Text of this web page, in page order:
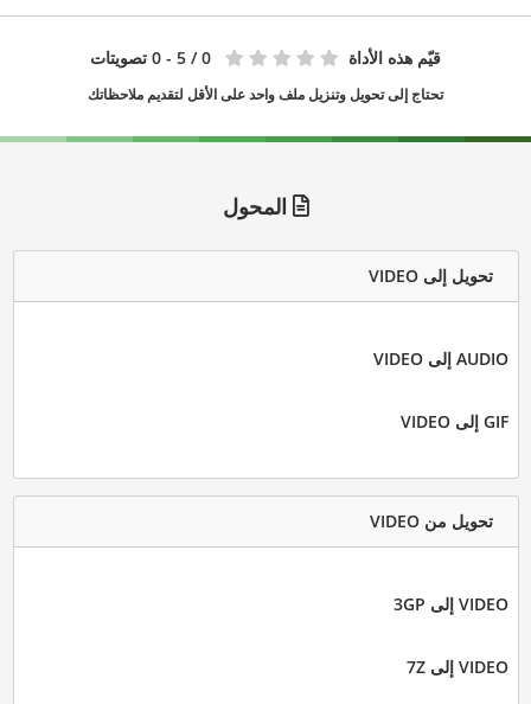
قيّم هذه الأداة 0 / 5 - 0 تصويتات
تحتاج إلى تحويل وتنزيل ملف واحد على الأقل لتقديم ملاحظاتك
المحول
تحويل إلى VIDEO
AUDIO إلى VIDEO
GIF إلى VIDEO
تحويل من VIDEO
VIDEO إلى 3GP
VIDEO إلى 7Z